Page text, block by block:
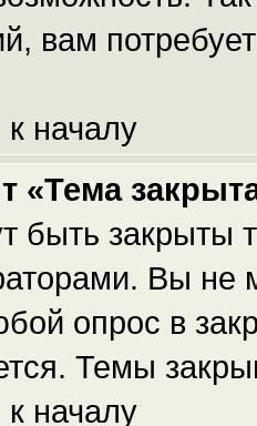
вам
началу
«Тема
быть закрыты
Вы не
опрос в
Темы
началу